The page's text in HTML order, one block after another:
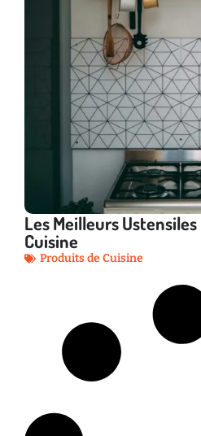
Les Meilleurs
Cuisine
Produits de Cuisine